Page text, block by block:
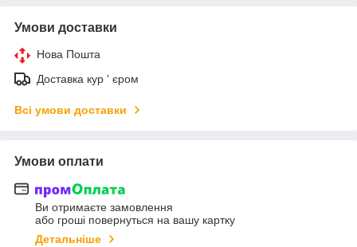
Умови доставки
Нова Пошта
Доставка кур ' єром
Всі умови доставки
Умови оплати
Ви отримаєте замовлення
або гроші повернуться на вашу картку
Детальніше